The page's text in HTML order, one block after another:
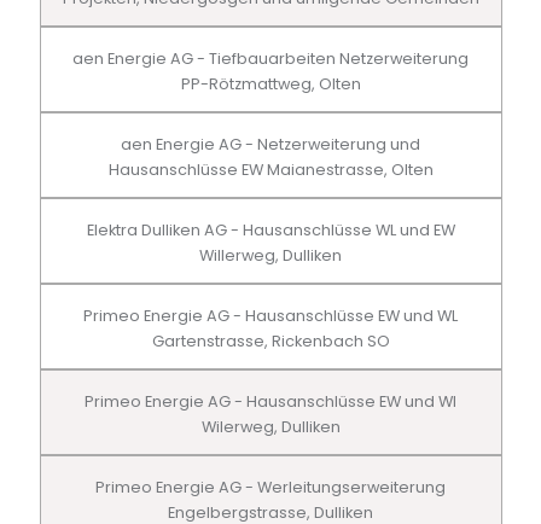
aen Energie AG - Tiefbauarbeiten Netzerweiterung
PP-Rötzmattweg, Olten
aen Energie AG - Netzerweiterung und
Hausanschlüsse EW Maianestrasse, Olten
Elektra Dulliken AG - Hausanschlüsse WL und EW
Willerweg, Dulliken
Primeo Energie AG - Hausanschlüsse EW und WL
Gartenstrasse, Rickenbach SO
Primeo Energie AG - Hausanschlüsse EW und Wl
Wilerweg, Dulliken
Primeo Energie AG - Werleitungserweiterung
Engelbergstrasse, Dulliken